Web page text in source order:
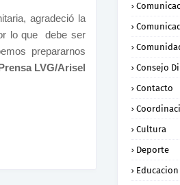
agradeció la
lo que debe ser
prepararnos
LVG/Arisel
Consejo
Contacto
Cultura
Deporte
Educacion